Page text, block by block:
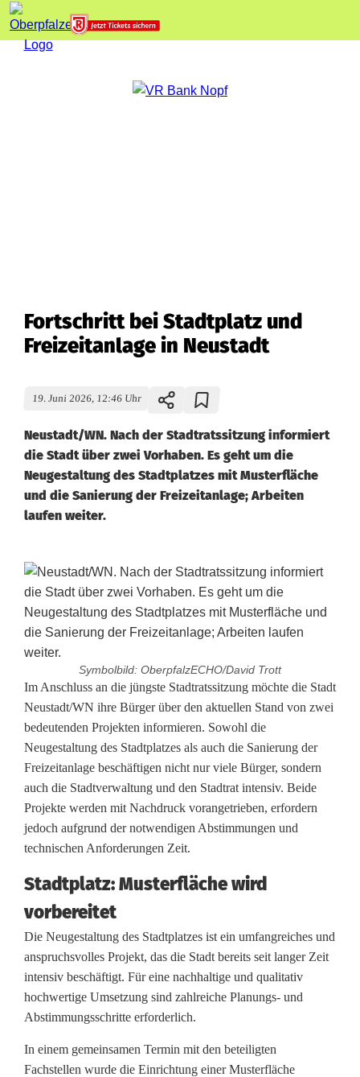
Fortschritt bei Stadtplatz und
Freizeitanlage in Neustadt
19. Juni 2026, 12:46 Uhr
Neustadt/WN. Nach der Stadtratssitzung informiert
die Stadt über zwei Vorhaben. Es geht um die
Neugestaltung des Stadtplatzes mit Musterfläche
und die Sanierung der Freizeitanlage; Arbeiten
laufen weiter.
Symbolbild: OberpfalzECHO/David Trott
F
o
r
t
s
c
h
r
i
t
t
b
e
Im Anschluss an die jüngste Stadtratssitzung möchte die Stadt
Neustadt/WN ihre Bürger über den aktuellen Stand von zwei
bedeutenden Projekten informieren. Sowohl die
Neugestaltung des Stadtplatzes als auch die Sanierung der
Freizeitanlage beschäftigen nicht nur viele Bürger, sondern
auch die Stadtverwaltung und den Stadtrat intensiv. Beide
Projekte werden mit Nachdruck vorangetrieben, erfordern
jedoch aufgrund der notwendigen Abstimmungen und
technischen Anforderungen Zeit.
Stadtplatz: Musterfläche wird
vorbereitet
Die Neugestaltung des Stadtplatzes ist ein umfangreiches und
anspruchsvolles Projekt, das die Stadt bereits seit langer Zeit
intensiv beschäftigt. Für eine nachhaltige und qualitativ
hochwertige Umsetzung sind zahlreiche Planungs- und
Abstimmungsschritte erforderlich.
In einem gemeinsamen Termin mit den beteiligten
Fachstellen wurde die Einrichtung einer Musterfläche